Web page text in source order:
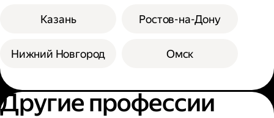
Казань
Нижний Новгород
Ростов-на-Дону
Омск
Другие профессии